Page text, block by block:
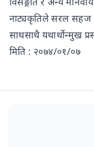
नाट्यकृतिले सरल सहज
साथसाथै यथार्थोन्मुख
मिति : २०७४/०१/०७